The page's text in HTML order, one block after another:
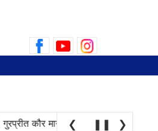
for:
कौर मान, महिलाओं ने चुनाव की
❮ ❚❚ ❯